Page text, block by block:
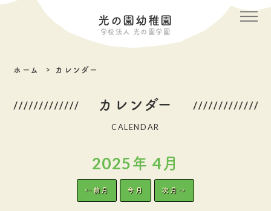
光の園幼稚園
学校法人 光の園学園
メニ
ホーム カレンダー
カレンダー
CALENDAR
2025年 4月
←前月 今月 次月→